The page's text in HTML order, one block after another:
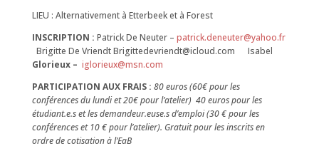
LIEU : Alternativement à Etterbeek et à Forest
INSCRIPTION : Patrick De Neuter – patrick.deneuter@yahoo.fr
Brigitte De Vriendt Brigittedevriendt@icloud.com
Isabel
Glorieux – iglorieux@msn.com
PARTICIPATION AUX FRAIS : 80 euros (60€ pour les
conférences du lundi et 20€ pour l’atelier) 40 euros pour les
étudiant.e.s et les demandeur.euse.s d’emploi (30 € pour les
conférences et 10 € pour l’atelier). Gratuit pour les inscrits en
ordre de cotisation à l’EaB